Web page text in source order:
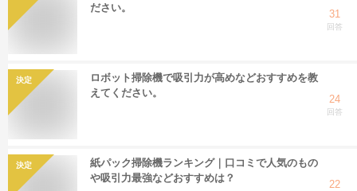
ださい。
31
回答
決定
ロボット掃除機で吸引力が高めなどおすすめを教
えてください。
24
回答
決定
紙パック掃除機ランキング｜口コミで人気のもの
や吸引力最強などおすすめは？
22